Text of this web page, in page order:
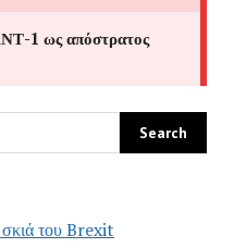
σκιά του Brexit